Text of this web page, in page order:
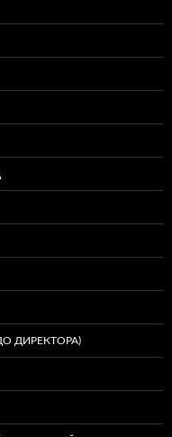
ДИРЕКТОРА)